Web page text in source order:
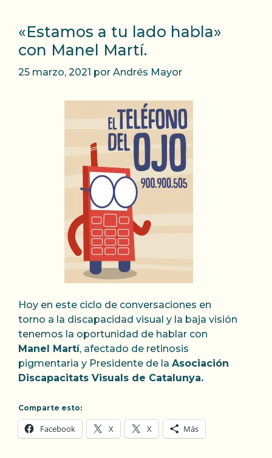
«Estamos a tu lado habla»
con Manel Martí.
25 marzo, 2021 por Andrés Mayor
Hoy en este ciclo de conversaciones en
torno a la discapacidad visual y la baja visión
tenemos la oportunidad de hablar con
Manel Martí, afectado de retinosis
pigmentaria y Presidente de la Asociación
Discapacitats Visuals de Catalunya.
Comparte esto:
Facebook X X Más